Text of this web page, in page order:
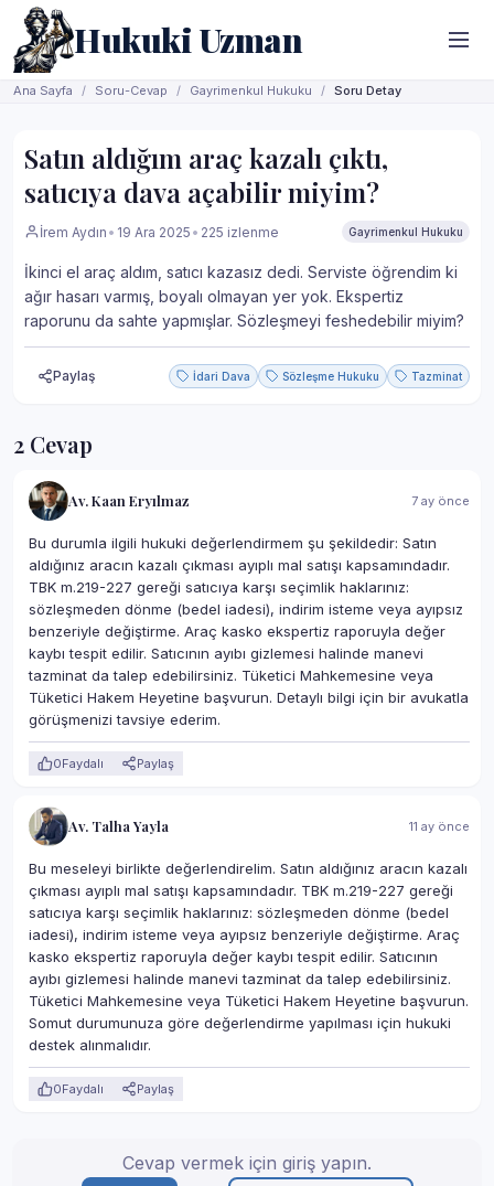
Hukuki Uzman
Ana Sayfa Soru-Cevap Gayrimenkul Hukuku Soru Detay
Satın aldığım araç kazalı çıktı,
satıcıya dava açabilir miyim?
İrem Aydın • 19 Ara 2025 • 225 izlenme Gayrimenkul Hukuku
İkinci el araç aldım, satıcı kazasız dedi. Serviste öğrendim ki
ağır hasarı varmış, boyalı olmayan yer yok. Ekspertiz
raporunu da sahte yapmışlar. Sözleşmeyi feshedebilir miyim?
Paylaş İdari Dava Sözleşme Hukuku Tazminat
2 Cevap
Av. Kaan Eryılmaz 7 ay önce
Bu durumla ilgili hukuki değerlendirmem şu şekildedir: Satın
aldığınız aracın kazalı çıkması ayıplı mal satışı kapsamındadır.
TBK m.219-227 gereği satıcıya karşı seçimlik haklarınız:
sözleşmeden dönme (bedel iadesi), indirim isteme veya ayıpsız
benzeriyle değiştirme. Araç kasko ekspertiz raporuyla değer
kaybı tespit edilir. Satıcının ayıbı gizlemesi halinde manevi
tazminat da talep edebilirsiniz. Tüketici Mahkemesine veya
Tüketici Hakem Heyetine başvurun. Detaylı bilgi için bir avukatla
görüşmenizi tavsiye ederim.
0Faydalı Paylaş
Av. Talha Yayla 11 ay önce
Bu meseleyi birlikte değerlendirelim. Satın aldığınız aracın kazalı
çıkması ayıplı mal satışı kapsamındadır. TBK m.219-227 gereği
satıcıya karşı seçimlik haklarınız: sözleşmeden dönme (bedel
iadesi), indirim isteme veya ayıpsız benzeriyle değiştirme. Araç
kasko ekspertiz raporuyla değer kaybı tespit edilir. Satıcının
ayıbı gizlemesi halinde manevi tazminat da talep edebilirsiniz.
Tüketici Mahkemesine veya Tüketici Hakem Heyetine başvurun.
Somut durumunuza göre değerlendirme yapılması için hukuki
destek alınmalıdır.
0Faydalı Paylaş
Cevap vermek için giriş yapın.